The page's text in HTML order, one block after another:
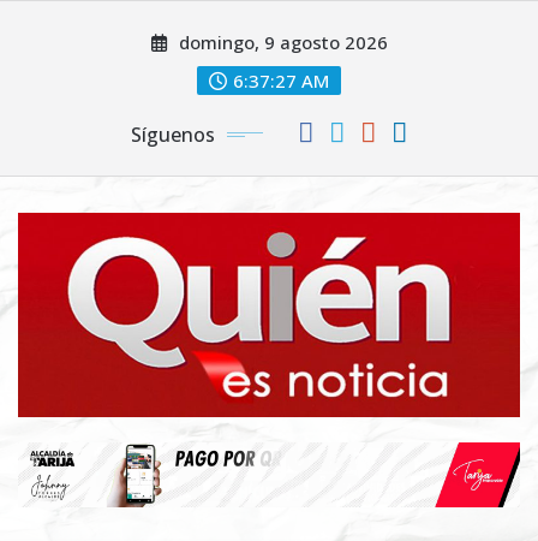
domingo, 9 agosto 2026
6:37:28 AM
Síguenos